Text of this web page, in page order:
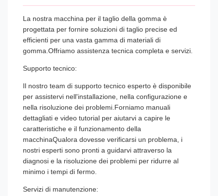
La nostra macchina per il taglio della gomma è
progettata per fornire soluzioni di taglio precise ed
efficienti per una vasta gamma di materiali di
gomma.Offriamo assistenza tecnica completa e servizi.
Supporto tecnico:
Il nostro team di supporto tecnico esperto è disponibile
per assistervi nell'installazione, nella configurazione e
nella risoluzione dei problemi.Forniamo manuali
dettagliati e video tutorial per aiutarvi a capire le
caratteristiche e il funzionamento della
macchinaQualora dovesse verificarsi un problema, i
nostri esperti sono pronti a guidarvi attraverso la
diagnosi e la risoluzione dei problemi per ridurre al
minimo i tempi di fermo.
Servizi di manutenzione: